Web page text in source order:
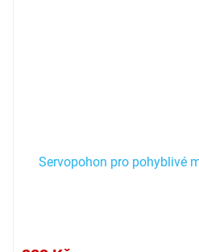
Servopohon pro pohyblivé